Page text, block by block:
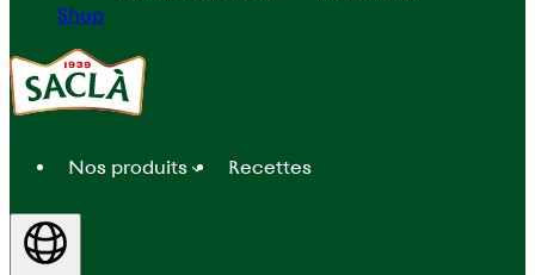
Shop
Nos produits Recettes